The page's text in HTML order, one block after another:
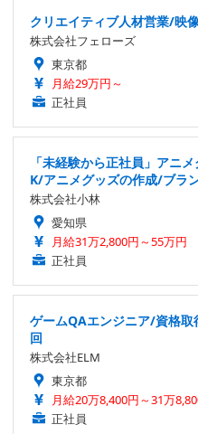
クリエイティブ人材営業/映
株式会社フェローズ
東京都
月給29万円～
正社員
「未経験から正社員」アニ
K/アニメグッズの作成/ブラ
株式会社小林
愛知県
月給31万2,800円～55万円
正社員
ゲームQAエンジニア/資格
回
株式会社ELM
東京都
月給20万8,400円～31万
正社員